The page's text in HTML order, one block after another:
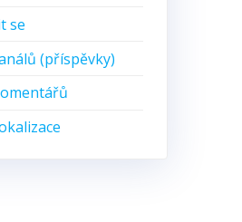
se
(příspěvky)